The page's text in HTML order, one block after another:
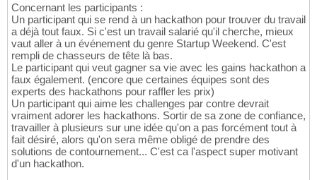
Concernant les participants :
Un participant qui se rend à un hackathon pour trouver du travail
a déjà tout faux. Si c'est un travail salarié qu'il cherche, mieux
vaut aller à un événement du genre Startup Weekend. C'est
rempli de chasseurs de tête là bas.
Le participant qui veut gagner sa vie avec les gains hackathon a
faux également. (encore que certaines équipes sont des
experts des hackathons pour raffler les prix)
Un participant qui aime les challenges par contre devrait
vraiment adorer les hackathons. Sortir de sa zone de confiance,
travailler à plusieurs sur une idée qu'on a pas forcément tout à
fait désiré, alors qu'on sera même obligé de prendre des
solutions de contournement... C'est ca l'aspect super motivant
d'un hackathon.